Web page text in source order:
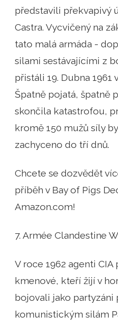
představili překvapivý
Castra. Vycvičený na
tato malá armáda -
silami sestávajícími z
přistáli 19. Dubna 1961
Špatně pojatá, špatně
skončila katastrofou,
kromě 150 mužů síly
zachyceno do tří dnů.
Chcete se dozvědět
příběh v Bay of Pigs
Amazon.com!
7. Armée Clandestine
V roce 1962 agenti CIA
kmenové, kteří žijí v
bojovali jako partyzáni
komunistickým silám